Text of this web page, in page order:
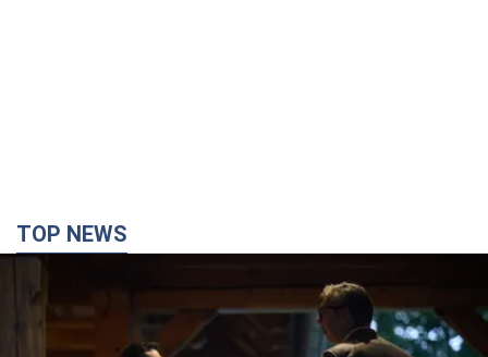
Зеленский впервые прибыл в Сербию:
запланирована встреча с Вучичем и не только.
Видео